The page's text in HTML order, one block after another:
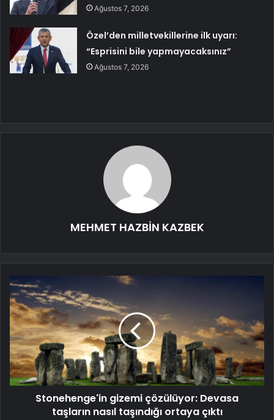
Ağustos 7, 2026
Özel’den milletvekillerine ilk uyarı:
“Esprisini bile yapmayacaksınız”
Ağustos 7, 2026
MEHMET HAZBİN KAZBEK
Stonehenge'in gizemi çözülüyor: Devasa
taşların nasıl taşındığı ortaya çıktı